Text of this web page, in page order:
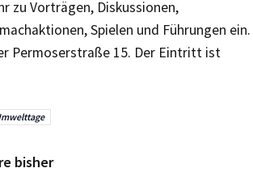
zu Vorträgen, Diskussionen,
Spielen und Führungen ein.
Permoserstraße 15. Der Eintritt ist
bisher